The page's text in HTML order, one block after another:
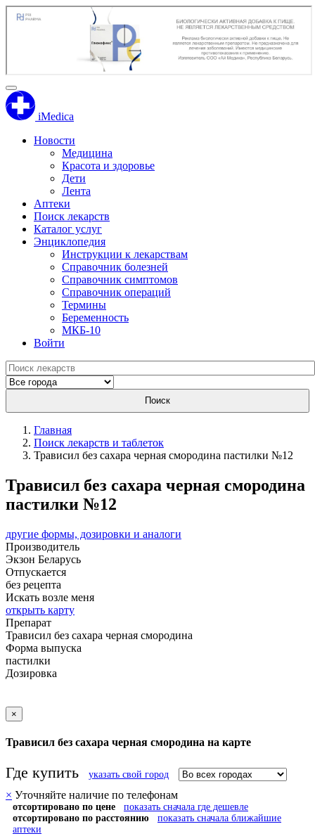
iMedica
Новости
Медицина
Красота и здоровье
Дети
Лента
Аптеки
Поиск лекарств
Каталог услуг
Энциклопедия
Инструкции к лекарствам
Справочник болезней
Справочник симптомов
Справочник операций
Термины
Беременность
МКБ-10
Войти
Поиск
Главная
Поиск лекарств и таблеток
Трависил без сахара черная смородина пастилки №12
Трависил без сахара черная смородина
пастилки №12
другие формы, дозировки и аналоги
Производитель
Экзон Беларусь
Отпускается
без рецепта
Искать возле меня
открыть карту
Препарат
Трависил без сахара черная смородина
Форма выпуска
пастилки
Дозировка
×
Трависил без сахара черная смородина на карте
Где купить указать свой город
× Уточняйте наличие по телефонам
отсортировано по цене
показать сначала где дешевле
отсортировано по расстоянию
показать сначала ближайшие
аптеки